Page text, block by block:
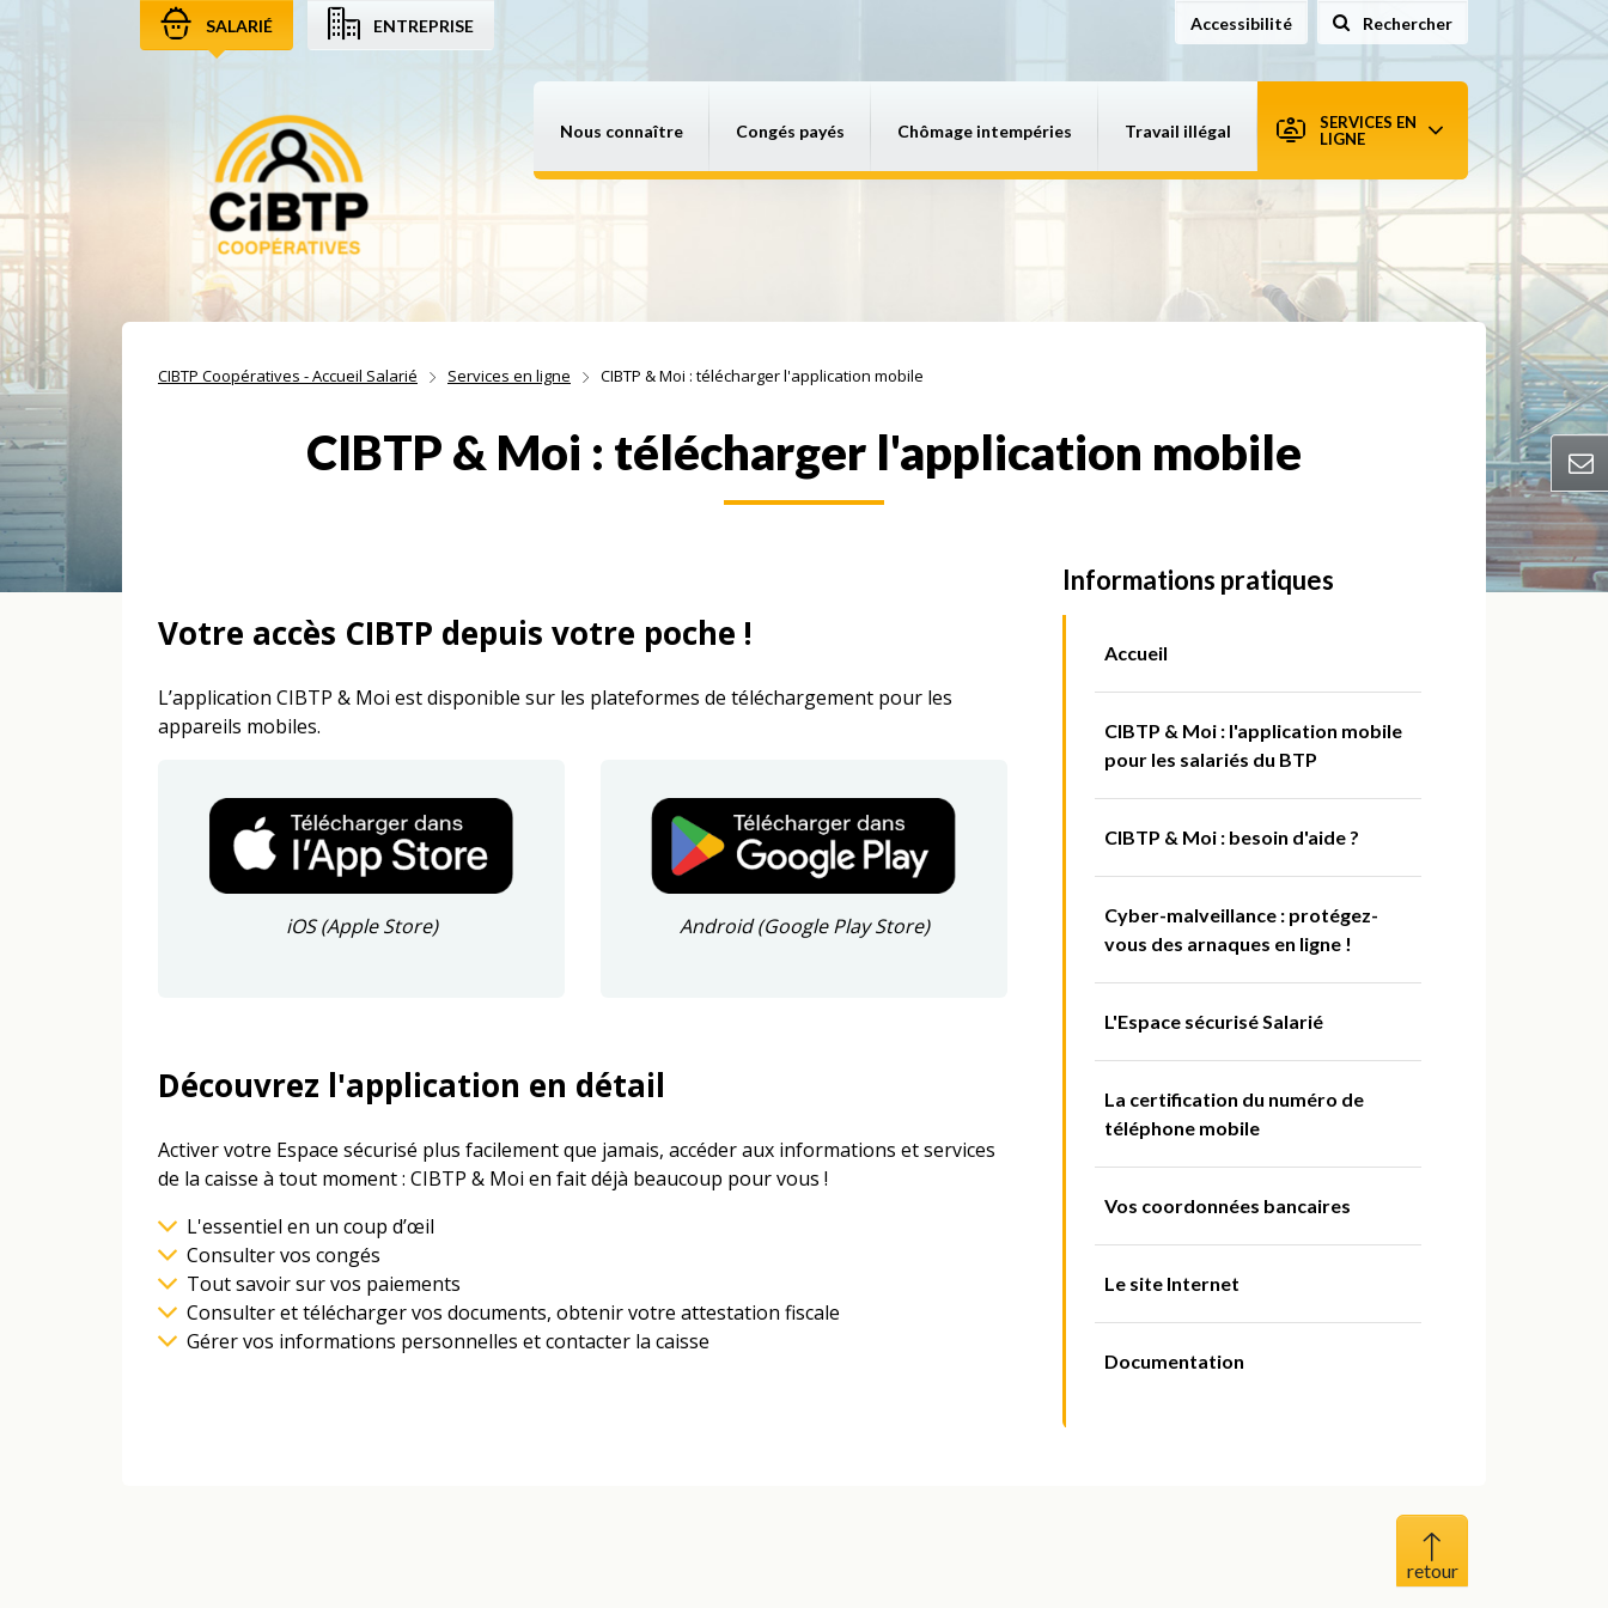
Aller au contenu
Aller à la recherche
Aller à la navigation
SALARIÉ ENTREPRISE Accessibilité Rechercher
Nous connaître Congés payés Chômage intempéries Travail illégal
SERVICES EN
LIGNE
CIBTP Coopératives - Accueil Salarié Services en ligne CIBTP & Moi : télécharger l'application mobile
CIBTP & Moi : télécharger l'application mobile
Votre accès CIBTP depuis votre poche !
L’application CIBTP & Moi est disponible sur les plateformes de téléchargement pour les
appareils mobiles.
iOS (Apple Store) Android (Google Play Store)
Découvrez l'application en détail
Activer votre Espace sécurisé plus facilement que jamais, accéder aux informations et services
de la caisse à tout moment : CIBTP & Moi en fait déjà beaucoup pour vous !
L'essentiel en un coup d’œil
Consulter vos congés
Tout savoir sur vos paiements
Consulter et télécharger vos documents, obtenir votre attestation fiscale
Gérer vos informations personnelles et contacter la caisse
Informations pratiques
Accueil
CIBTP & Moi : l'application mobile
pour les salariés du BTP
CIBTP & Moi : besoin d'aide ?
Cyber-malveillance : protégez-
vous des arnaques en ligne !
L'Espace sécurisé Salarié
La certification du numéro de
téléphone mobile
Vos coordonnées bancaires
Le site Internet
Documentation
Haut de page